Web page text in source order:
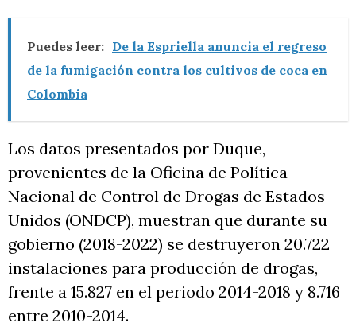
Puedes leer: De la Espriella anuncia el regreso
de la fumigación contra los cultivos de coca en
Colombia
Los datos presentados por Duque,
provenientes de la Oficina de Política
Nacional de Control de Drogas de Estados
Unidos (ONDCP), muestran que durante su
gobierno (2018-2022) se destruyeron 20.722
instalaciones para producción de drogas,
frente a 15.827 en el periodo 2014-2018 y 8.716
entre 2010-2014.